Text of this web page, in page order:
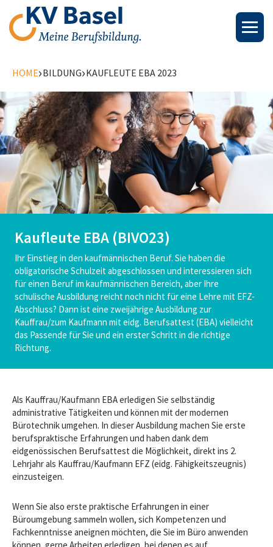
HOME›BILDUNG›KAUFLEUTE EBA 2023
Kaufleute EBA (BIVO23)
Ihr Einstieg in den kaufmännischen Beruf. Sie haben die
obligatorische Schulzeit abgeschlossen und interessieren sich
für einen Beruf im kaufmännischen Bereich, aber Ihre
schulische Ausbildung reicht noch nicht für eine Lehre mit EFZ-
Abschluss? Dann ist eine zweijährige Ausbildung zur
Kauffrau/zum Kaufmann mit eidg. Berufsattest (EBA) vielleicht
das Passende für Sie und ein erster Schritt in die richtige
Richtung.
Als Kauffrau/Kaufmann EBA erledigen Sie selbständig
administrative Tätigkeiten und können mit der modernen
Bürotechnik umgehen. In dieser Ausbildung machen Sie erste
berufspraktische Erfahrungen und haben dank dem
eidgenössischen Berufsattest die Möglichkeit, direkt ins 2.
Lehrjahr als Kauffrau/Kaufmann EFZ (eidg. Fähigkeitszeugnis)
einzusteigen.
Wenn Sie also erste praktische Erfahrungen in einer
Büroumgebung sammeln wollen, sich Kompetenzen und
Fachkenntnisse aneignen möchten, die Sie im Büro anwenden